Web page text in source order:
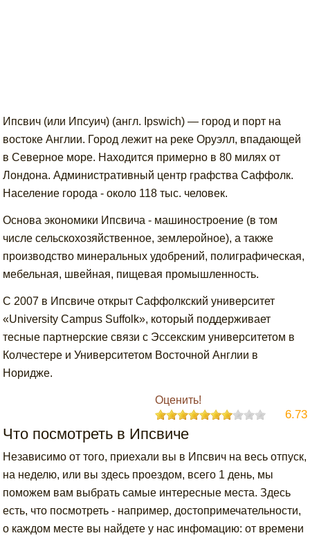
Ипсвич (или Ипсуич) (англ. Ipswich) — город и порт на
востоке Англии. Город лежит на реке Оруэлл, впадающей
в Северное море. Находится примерно в 80 милях от
Лондона. Административный центр графства Саффолк.
Население города - около 118 тыс. человек.
Основа экономики Ипсвича - машиностроение (в том
числе сельскохозяйственное, землеройное), а также
производство минеральных удобрений, полиграфическая,
мебельная, швейная, пищевая промышленность.
С 2007 в Ипсвиче открыт Саффолкский университет
«University Campus Suffolk», который поддерживает
тесные партнерские связи с Эссекским университетом в
Колчестере и Университетом Восточной Англии в
Норидже.
Оценить!
6.73
Что посмотреть в Ипсвиче
Независимо от того, приехали вы в Ипсвич на весь отпуск,
на неделю, или вы здесь проездом, всего 1 день, мы
поможем вам выбрать самые интересные места. Здесь
есть, что посмотреть - например, достопримечательности,
о каждом месте вы найдете у нас инфомацию: от времени